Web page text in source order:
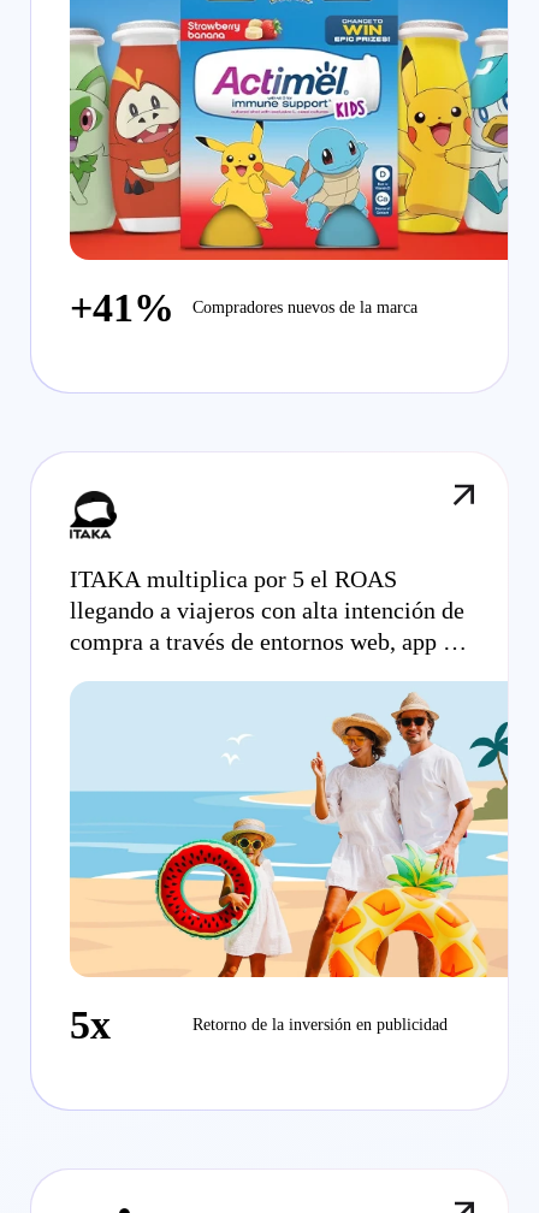
+41% Compradores nuevos de la marca
ITAKA multiplica por 5 el ROAS
llegando a viajeros con alta intención de
compra a través de entornos web, app y
5x Retorno de la inversión en publicidad